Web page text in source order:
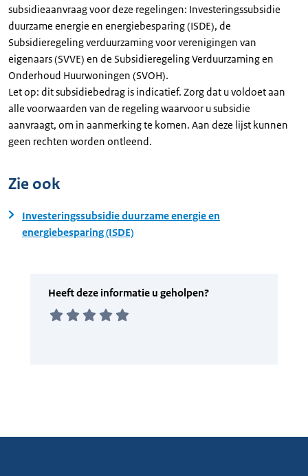
subsidieaanvraag voor deze regelingen: Investeringssubsidie
duurzame energie en energiebesparing (ISDE), de
Subsidieregeling verduurzaming voor verenigingen van
eigenaars (SVVE) en de Subsidieregeling Verduurzaming en
Onderhoud Huurwoningen (SVOH).
Let op: dit subsidiebedrag is indicatief. Zorg dat u voldoet aan
alle voorwaarden van de regeling waarvoor u subsidie
aanvraagt, om in aanmerking te komen. Aan deze lijst kunnen
geen rechten worden ontleend.
Zie ook
Investeringssubsidie duurzame energie en
energiebesparing (ISDE)